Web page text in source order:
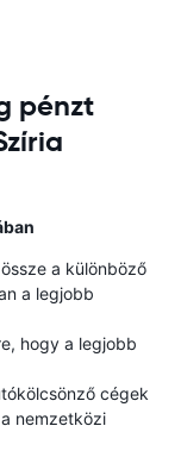
pénzt
a különböző
a legjobb
hogy a legjobb
cégek
nemzetközi